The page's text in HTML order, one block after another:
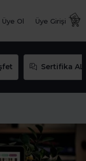
Üye Ol Üye Girişi
Sertifika AL